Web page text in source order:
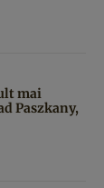
mai
Paszkany,